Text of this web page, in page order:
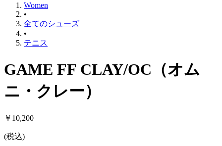
Women
•
全てのシューズ
•
テニス
GAME FF CLAY/OC（オム
ニ・クレー）
￥10,200
(税込)